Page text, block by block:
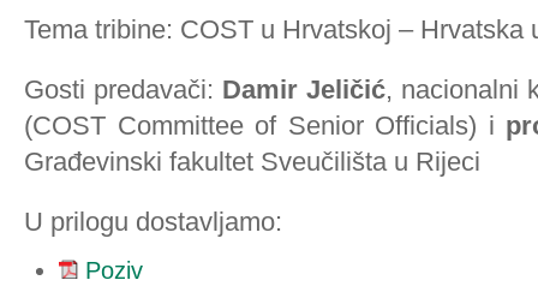
Tema tribine: COST u Hrvatskoj – Hrvatska
Gosti predavači: Damir Jeličić, nacionalni
(COST Committee of Senior Officials) i
Građevinski fakultet Sveučilišta u Rijeci
U prilogu dostavljamo:
Poziv